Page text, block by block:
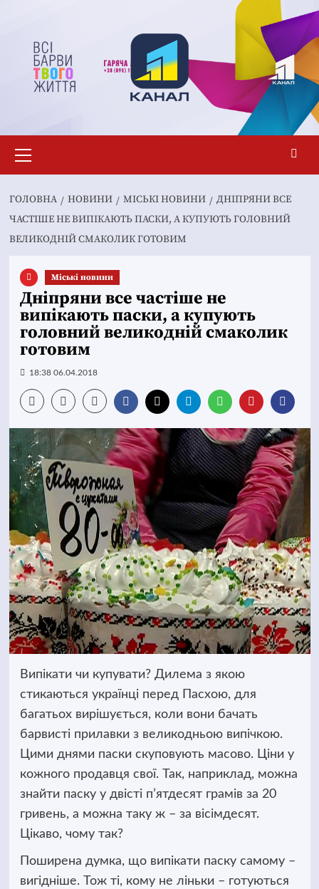
вмісту
меню
ГОЛОВНА НОВИНИ MІСЬКІ НОВИНИ
ДНІПРЯНИ ВСЕ
ЧАСТІШЕ НЕ ВИПІКАЮТЬ ПАСКИ, А КУПУЮТЬ ГОЛОВНИЙ
ВЕЛИКОДНІЙ СМАКОЛИК ГОТОВИМ
Mіські новини
Дніпряни все частіше не
випікають паски, а купують
головний великодній смаколик
готовим
18:38 06.04.2018
Випікати чи купувати? Дилема з якою
стикаються українці перед Пасхою, для
багатьох вирішується, коли вони бачать
барвисті прилавки з великодньою випічкою.
Цими днями паски скуповують масово. Ціни у
кожного продавця свої. Так, наприклад, можна
знайти паску у двісті п’ятдесят грамів за 20
гривень, а можна таку ж – за вісімдесят.
Цікаво, чому так?
Поширена думка, що випікати паску самому –
вигідніше. Тож ті, кому не ліньки – готуються